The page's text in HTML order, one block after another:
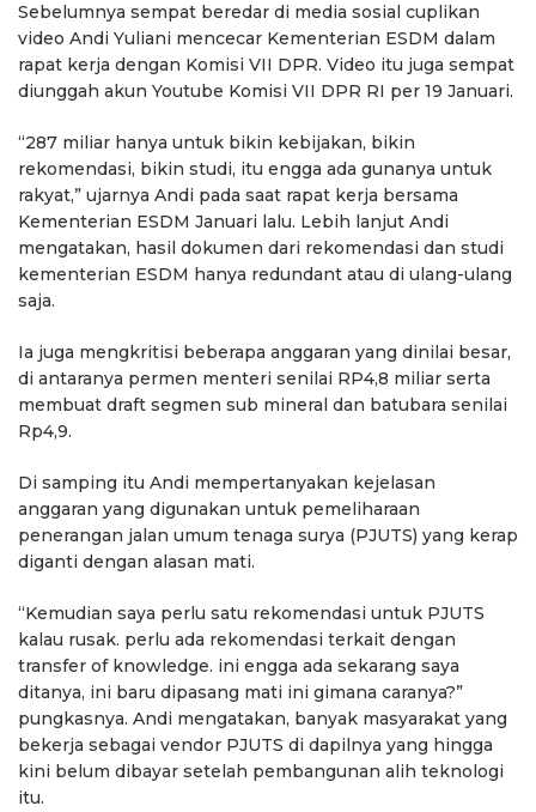
Sebelumnya sempat beredar di media sosial cuplikan
video Andi Yuliani mencecar Kementerian ESDM dalam
rapat kerja dengan Komisi VII DPR. Video itu juga sempat
diunggah akun Youtube Komisi VII DPR RI per 19 Januari.
“287 miliar hanya untuk bikin kebijakan, bikin
rekomendasi, bikin studi, itu engga ada gunanya untuk
rakyat,” ujarnya Andi pada saat rapat kerja bersama
Kementerian ESDM Januari lalu. Lebih lanjut Andi
mengatakan, hasil dokumen dari rekomendasi dan studi
kementerian ESDM hanya redundant atau di ulang-ulang
saja.
Ia juga mengkritisi beberapa anggaran yang dinilai besar,
di antaranya permen menteri senilai RP4,8 miliar serta
membuat draft segmen sub mineral dan batubara senilai
Rp4,9.
Di samping itu Andi mempertanyakan kejelasan
anggaran yang digunakan untuk pemeliharaan
penerangan jalan umum tenaga surya (PJUTS) yang kerap
diganti dengan alasan mati.
“Kemudian saya perlu satu rekomendasi untuk PJUTS
kalau rusak. perlu ada rekomendasi terkait dengan
transfer of knowledge. ini engga ada sekarang saya
ditanya, ini baru dipasang mati ini gimana caranya?”
pungkasnya. Andi mengatakan, banyak masyarakat yang
bekerja sebagai vendor PJUTS di dapilnya yang hingga
kini belum dibayar setelah pembangunan alih teknologi
itu.